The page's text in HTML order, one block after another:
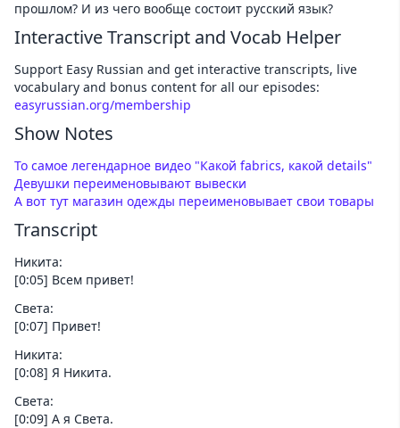
прошлом? И из чего вообще состоит русский язык?
Interactive Transcript and Vocab Helper
Support Easy Russian and get interactive transcripts, live
vocabulary and bonus content for all our episodes:
easyrussian.org/membership
Show Notes
То самое легендарное видео "Какой fabrics, какой details"
Девушки переименовывают вывески
А вот тут магазин одежды переименовывает свои товары
Transcript
Никита:
[0:05] Всем привет!
Света:
[0:07] Привет!
Никита:
[0:08] Я Никита.
Света:
[0:09] А я Света.